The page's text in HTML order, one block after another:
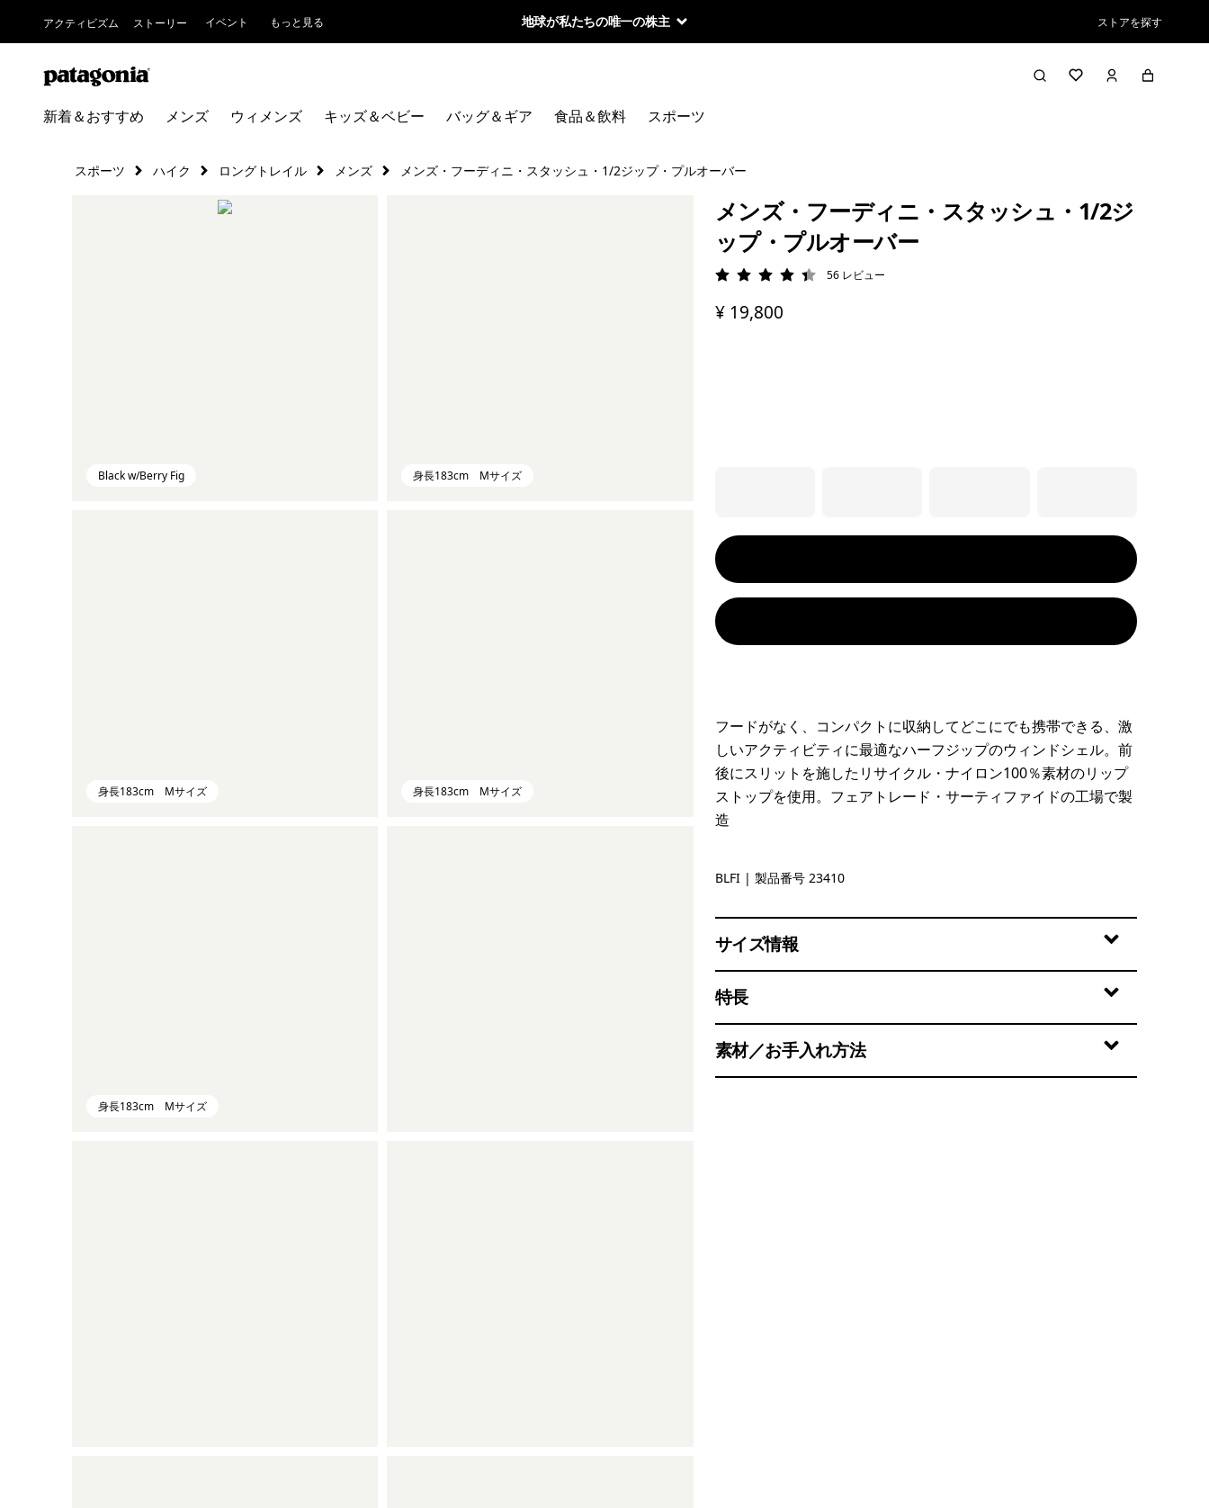
アクティビズム ストーリー イベント もっと見る 地球が私たちの唯一の株主 ストアを探す
新着＆おすすめ メンズ ウィメンズ キッズ＆ベビー バッグ＆ギア 食品＆飲料 スポーツ
スポーツ ハイク ロングトレイル メンズ メンズ・フーディニ・スタッシュ・1/2ジップ・プルオーバー
Black w/Berry Fig 身長183cm Mサイズ
身長183cm Mサイズ 身長183cm Mサイズ
身長183cm Mサイズ
メンズ・フーディニ・スタッシュ・1/2ジ
ップ・プルオーバー
評価: 4.4 / 5
56 レビュー
¥ 19,800
フードがなく、コンパクトに収納してどこにでも携帯できる、激
しいアクティビティに最適なハーフジップのウィンドシェル。前
後にスリットを施したリサイクル・ナイロン100％素材のリップ
ストップを使用。フェアトレード・サーティファイドの工場で製
造
Black w/Berry Fig
BLFI | 製品番号 23410
サイズ情報
特長
素材／お手入れ方法